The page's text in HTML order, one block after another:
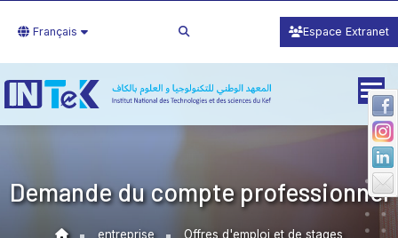
Français Espace Extranet
Demande du compte professionnel
entreprise Offres d'emploi et de stages